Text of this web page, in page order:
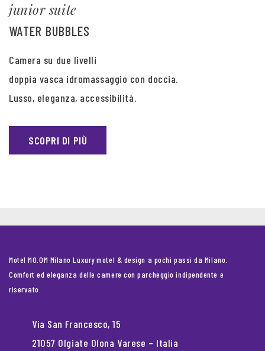
junior suite
WATER BUBBLES
Camera su due livelli
doppia vasca idromassaggio con doccia.
Lusso, eleganza, accessibilità.
SCOPRI DI PIÙ
Motel MO.OM Milano Luxury motel & design a pochi passi da Milano.
Comfort ed eleganza delle camere con parcheggio indipendente e
riservato.
Via San Francesco, 15
21057 Olgiate Olona Varese – Italia